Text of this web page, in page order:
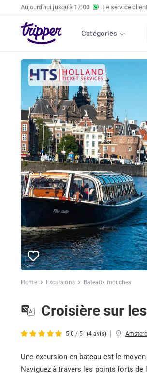
Aujourd'hui jusqu'à 17:00 Le service
Catégories
Home Excursions Bateaux mouches
Croisière sur
5.0 / 5 (4 avis) |
Une excursion en bateau est le
Naviguez à travers les points forts de